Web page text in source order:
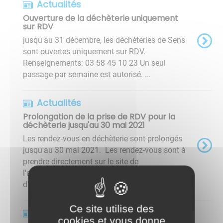
Actualités
Ouverture de la déchèterie uniquement
sur RDV
jusqu'au 31 décembre, les déchèteries de Sens
sont ouvertes uniquement sur RDV.
Renseignements: 03 58 45 10 23 Un seul
passage par semaine est autorisé. ...
Actualités
Prolongation de la prise de RDV pour la
déchèterie jusqu'au 30 mai 2021
Les rendez-vous en déchèterie sont prolongés
jusqu'au 30 mai 2021. Les rendez-vous sont à
prendre directement sur le site de
l'agglomération du grand Sénonais (page
d'accueil). https://www.grand-senonais.fr ...
ActualitésCe site utilise des
cookies et vous donne